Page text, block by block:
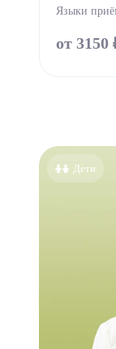
Языки
от 3150
Дети